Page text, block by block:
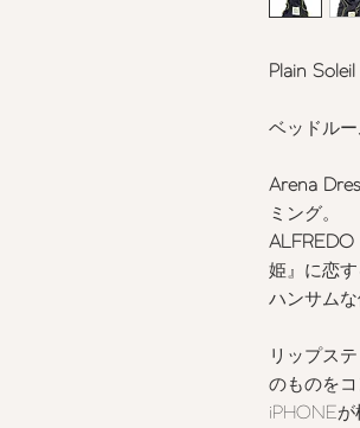
Plain
ベッドル
Arena
ミング。
ALFREDO
姫』に恋
ハンサム
リップス
のものをコ
iPHONE